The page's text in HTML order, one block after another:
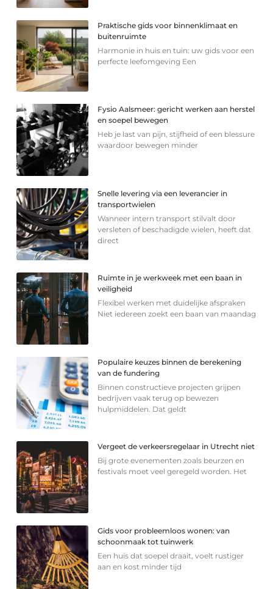
Praktische gids voor binnenklimaat en
buitenruimte
Harmonie in huis en tuin: uw gids voor een
perfecte leefomgeving Een
Fysio Aalsmeer: gericht werken aan herstel
en soepel bewegen
Heb je last van pijn, stijfheid of een blessure
waardoor bewegen minder
Snelle levering via een leverancier in
transportwielen
Wanneer intern transport stilvalt door
versleten of beschadigde wielen, heeft dat
direct
Ruimte in je werkweek met een baan in
veiligheid
Flexibel werken met duidelijke afspraken
Niet iedereen zoekt een baan van maandag
Populaire keuzes binnen de berekening
van de fundering
Binnen constructieve projecten grijpen
bedrijven vaak terug op bewezen
hulpmiddelen. Dat geldt
Vergeet de verkeersregelaar in Utrecht niet
Bij grote evenementen zoals beurzen en
festivals moet veel geregeld worden. Het
Gids voor probleemloos wonen: van
schoonmaak tot tuinwerk
Een huis dat soepel draait, voelt rustiger
aan en kost minder tijd